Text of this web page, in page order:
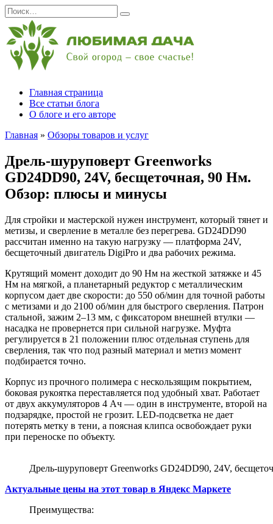
Перейти
к
содержанию
Search
for:
Главная страница
Все статьи блога
О блоге и его авторе
Главная » Обзоры товаров и услуг
Дрель-шуруповерт Greenworks
GD24DD90, 24V, бесщеточная, 90 Нм.
Обзор: плюсы и минусы
Для стройки и мастерской нужен инструмент, который тянет и
метизы, и сверление в металле без перегрева. GD24DD90
рассчитан именно на такую нагрузку — платформа 24V,
бесщеточный двигатель DigiPro и два рабочих режима.
Крутящий момент доходит до 90 Нм на жесткой затяжке и 45
Нм на мягкой, а планетарный редуктор с металлическим
корпусом дает две скорости: до 550 об/мин для точной работы
с метизами и до 2100 об/мин для быстрого сверления. Патрон
стальной, зажим 2–13 мм, с фиксатором внешней втулки —
насадка не провернется при сильной нагрузке. Муфта
регулируется в 21 положении плюс отдельная ступень для
сверления, так что под разный материал и метиз момент
подбирается точно.
Корпус из прочного полимера с нескользящим покрытием,
боковая рукоятка переставляется под удобный хват. Работает
от двух аккумуляторов 4 Ач — один в инструменте, второй на
подзарядке, простой не грозит. LED-подсветка не дает
потерять метку в тени, а поясная клипса освобождает руки
при переноске по объекту.
Дрель-шуруповерт Greenworks GD24DD90, 24V,
Актуальные цены на этот товар в Яндекс Маркете
Преимущества: